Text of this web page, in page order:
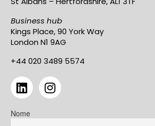
Business hub
Kings Place, 90 York Way
London N1 9AG
+44 020 3489 5574
Nome